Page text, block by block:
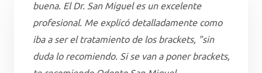
buena. El Dr. San Miguel es un excelente
profesional. Me explicó detalladamente como
iba a ser el tratamiento de los brackets, "sin
duda lo recomiendo. Si se van a poner brackets,